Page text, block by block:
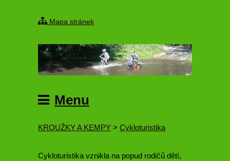
Mapa stránek
Menu
KROUŽKY A KEMPY > Cykloturistika
Cykloturistika vznikla na popud rodičů dětí,